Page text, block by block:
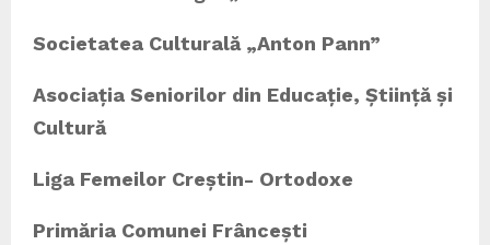
Societatea Culturală „Anton Pann”
Asociația Seniorilor din Educație, Știință și
Cultură
Liga Femeilor Creștin- Ortodoxe
Primăria Comunei Frâncești